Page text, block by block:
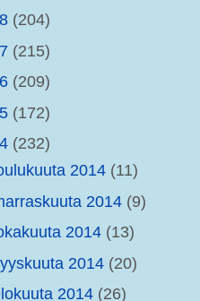
(204)
(215)
(209)
(172)
(232)
2014 (11)
2014 (9)
2014 (13)
2014 (20)
2014 (26)